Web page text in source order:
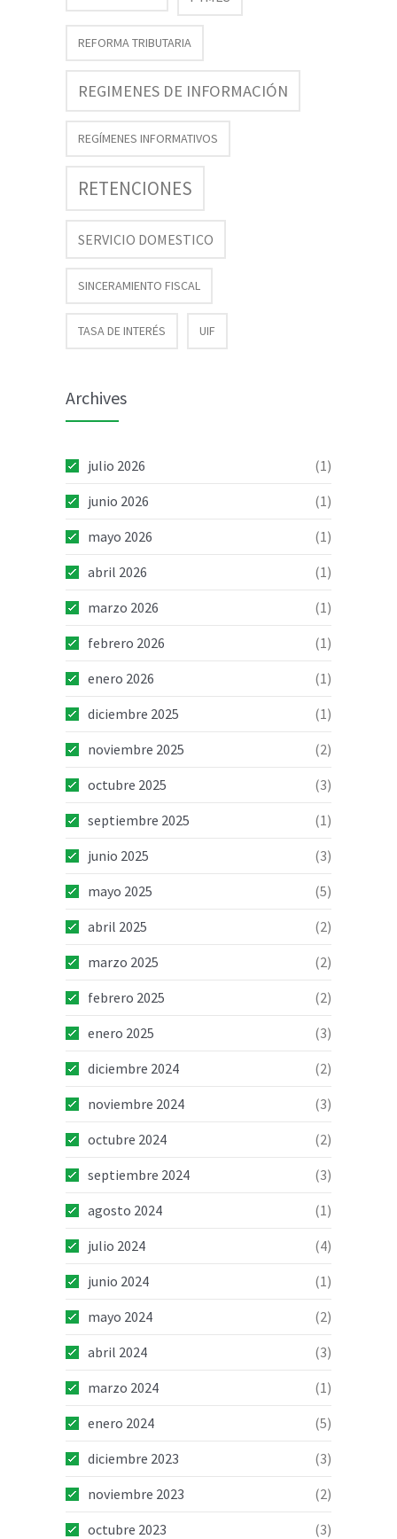
REFORMA TRIBUTARIA
REGIMENES DE INFORMACIÓN
REGÍMENES INFORMATIVOS
RETENCIONES
SERVICIO DOMESTICO
SINCERAMIENTO FISCAL
TASA DE INTERÉS UIF
Archives
julio 2026
(1)
junio 2026
(1)
mayo 2026
(1)
abril 2026
(1)
marzo 2026
(1)
febrero 2026
(1)
enero 2026
(1)
diciembre 2025
(1)
noviembre 2025
(2)
octubre 2025
(3)
septiembre 2025
(1)
junio 2025
(3)
mayo 2025
(5)
abril 2025
(2)
marzo 2025
(2)
febrero 2025
(2)
enero 2025
(3)
diciembre 2024
(2)
noviembre 2024
(3)
octubre 2024
(2)
septiembre 2024
(3)
agosto 2024
(1)
julio 2024
(4)
junio 2024
(1)
mayo 2024
(2)
abril 2024
(3)
marzo 2024
(1)
enero 2024
(5)
diciembre 2023
(3)
noviembre 2023
(2)
octubre 2023
(3)